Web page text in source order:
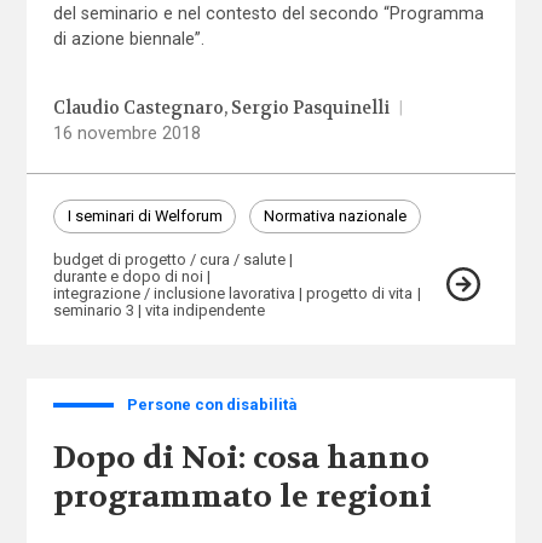
del seminario e nel contesto del secondo “Programma
di azione biennale”.
Claudio Castegnaro Sergio Pasquinelli
16 novembre 2018
I seminari di Welforum Normativa nazionale
budget di progetto / cura / salute
durante e dopo di noi
integrazione / inclusione lavorativa
progetto di vita
seminario 3
vita indipendente
Persone con disabilità
Dopo di Noi: cosa hanno
programmato le regioni